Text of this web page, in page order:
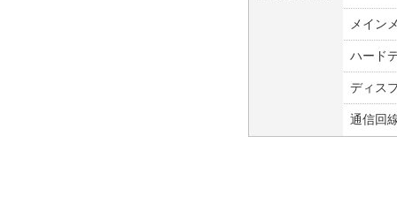
メイン
ハード
ディス
通信回